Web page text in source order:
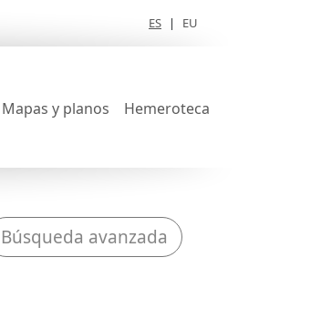
ES | EU
Mapas y planos Hemeroteca
Búsqueda avanzada